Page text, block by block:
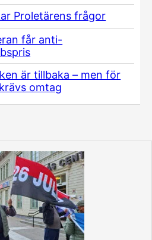
Proletärens frågor
får anti-
är tillbaka – men för
omtag